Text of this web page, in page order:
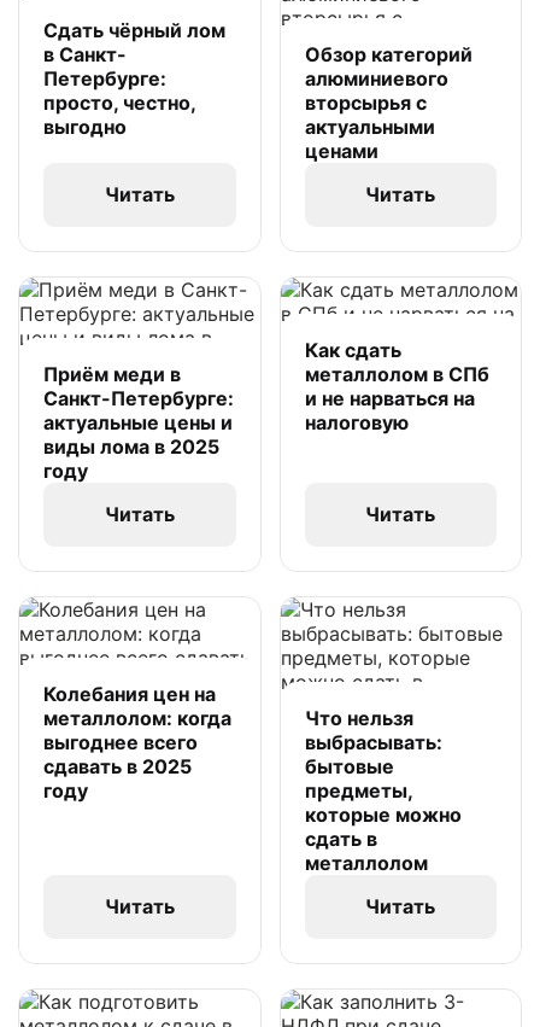
Сдать чёрный лом
в Санкт-
Петербурге:
просто, честно,
выгодно
Читать
Обзор категорий
алюминиевого
вторсырья с
актуальными
ценами
Читать
Приём меди в
Санкт-Петербурге:
актуальные цены и
виды лома в 2025
году
Читать
Как сдать
металлолом в СПб
и не нарваться на
налоговую
Читать
Колебания цен на
металлолом: когда
выгоднее всего
сдавать в 2025
году
Читать
Что нельзя
выбрасывать:
бытовые
предметы,
которые можно
сдать в
металлолом
Читать